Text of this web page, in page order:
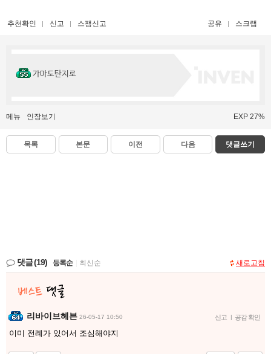
추천확인 신고 스팸신고 공유 스크랩
가마도탄지로
메뉴 인장보기 EXP 27%
목록 본문 이전 다음 댓글쓰기
댓글(19) 등록순 최신순 새로고침
리바이브헤븐 26-05-17 10:50 신고 | 공감 확인
이미 전례가 있어서 조심해야지